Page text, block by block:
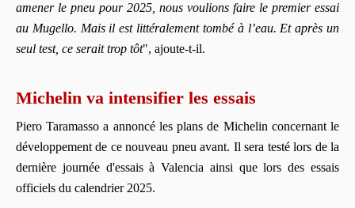
amener le pneu pour 2025, nous voulions faire le premier essai
au Mugello. Mais il est littéralement tombé à l’eau. Et après un
seul test, ce serait trop tôt", ajoute-t-il.
Michelin va intensifier les essais
Piero Taramasso a annoncé les plans de Michelin concernant le
développement de ce nouveau pneu avant. Il sera testé lors de la
dernière journée d'essais à Valencia ainsi que lors des essais
officiels du calendrier 2025.